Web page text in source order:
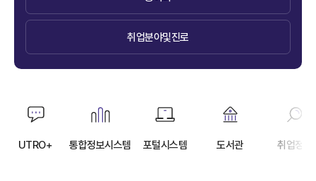
취업분야및진로
자주
찾는
UTRO+ 통합정보시스템 포털시스템 도서관 취업정보